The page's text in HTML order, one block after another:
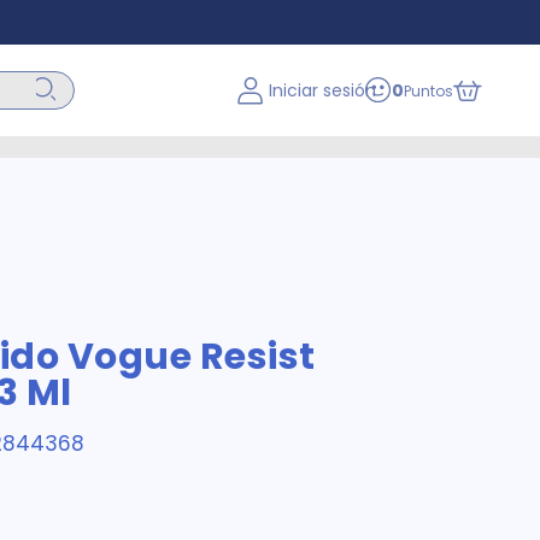
Iniciar sesión 0Puntos
Vogue Resist
Ml